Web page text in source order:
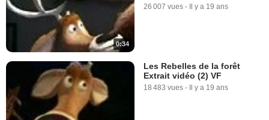
0:34
26 007 vues - Il y a 19 ans
Les Rebelles de la forêt
Extrait vidéo (2) VF
18 483 vues - Il y a 19 ans